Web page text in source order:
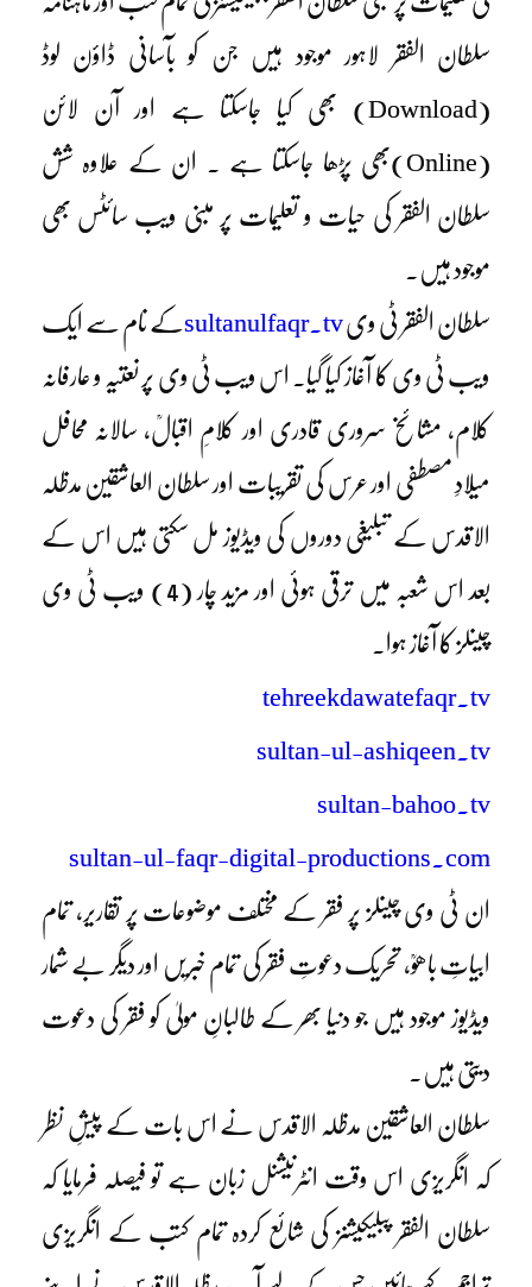
سلطان الفقر لاہور موجود ہیں جن کو بآسانی ڈاؤن لوڈ
(Download) بھی کیا جاسکتا ہے اور آن لائن
(Online)بھی پڑھا جاسکتا ہے ۔ ان کے علاوہ شش
سلطان الفقر کی حیات و تعلیمات پر مبنی ویب سائٹس بھی
موجود ہیں۔
سلطان الفقر ٹی ویsultanulfaqr.tv کے نام سے ایک
ویب ٹی وی کا آغاز کیا گیا۔ اس ویب ٹی وی پر نعتیہ و عارفانہ
کلام، مشائخ سروری قادری اور کلامِ اقبالؒ، سالانہ محافل
میلادِ مصطفی اور عرس کی تقریبات اور سلطان العاشقین مدظلہ
الاقدس کے تبلیغی دوروں کی ویڈیوز مل سکتی ہیں اس کے
بعد اس شعبہ میں ترقی ہوئی اور مزید چار (4) ویب ٹی وی
چینلز کا آغاز ہوا۔
tehreekdawatefaqr.tv
sultan-ul-ashiqeen.tv
sultan-bahoo.tv
sultan-ul-faqr-digital-productions.com
ان ٹی وی چینلز پر فقر کے مختلف موضوعات پر تقاریر، تمام
ابیاتِ باھوؒ، تحریک دعوتِ فقر کی تمام خبریں اور دیگر بے شمار
ویڈیوز موجود ہیں جو دنیا بھر کے طالبانِ مولیٰ کو فقر کی دعوت
دیتی ہیں۔
سلطان العاشقین مدظلہ الاقدس نے اس بات کے پیشِ نظر
کہ انگریزی اس وقت انٹرنیشنل زبان ہے تو فیصلہ فرمایا کہ
سلطان الفقر پبلیکیشنز کی شائع کردہ تمام کتب کے انگریزی